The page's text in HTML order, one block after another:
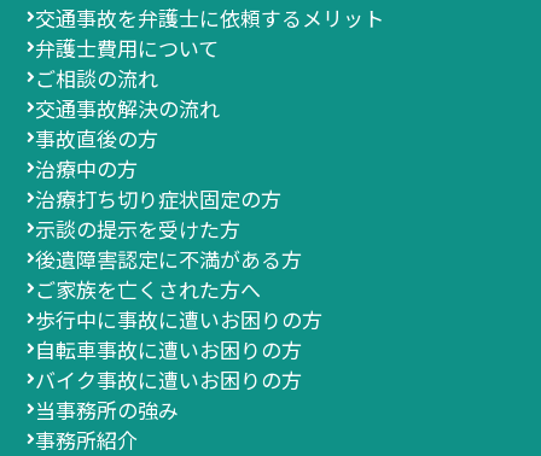
交通事故を弁護士に依頼するメリット
弁護士費用について
ご相談の流れ
交通事故解決の流れ
事故直後の方
治療中の方
治療打ち切り症状固定の方
示談の提示を受けた方
後遺障害認定に不満がある方
ご家族を亡くされた方へ
歩行中に事故に遭いお困りの方
自転車事故に遭いお困りの方
バイク事故に遭いお困りの方
当事務所の強み
事務所紹介